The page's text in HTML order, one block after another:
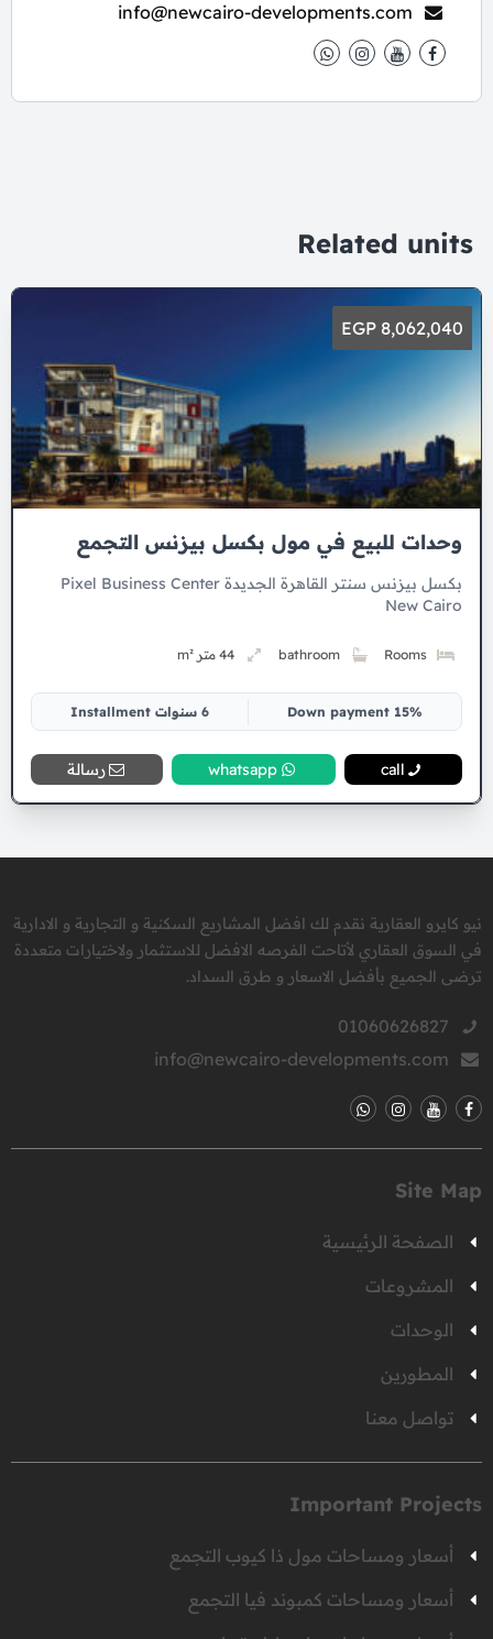
info@newcairo-developments.com
Related units
8,062,040 EGP
وحدات للبيع في مول بكسل بيزنس التجمع
بكسل بيزنس سنتر القاهرة الجديدة Pixel Business Center
New Cairo
Rooms
bathroom 44 متر m²
15% Down payment 6 سنوات Installment
call
whatsapp رسالة
نيو كايرو العقارية نقدم لك افضل المشاريع السكنية و التجارية و الادارية
في السوق العقاري لأتاحت الفرصه الافضل للاستثمار ولاختيارات متعددة
ترضى الجميع بأفضل الاسعار و طرق السداد.
01060626827
info@newcairo-developments.com
Site Map
الصفحة الرئيسية
المشروعات
الوحدات
المطورين
تواصل معنا
Important Projects
أسعار ومساحات مول ذا كيوب التجمع
أسعار ومساحات كمبوند فيا التجمع